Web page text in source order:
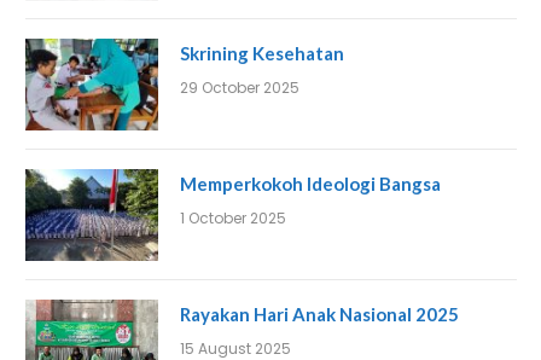
Skrining Kesehatan
29 October 2025
Memperkokoh Ideologi Bangsa
1 October 2025
Rayakan Hari Anak Nasional 2025
15 August 2025